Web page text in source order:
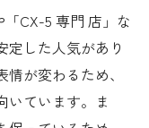
CX-5 専門 店」な
定した人気があり
が変わるため、
いています。ま